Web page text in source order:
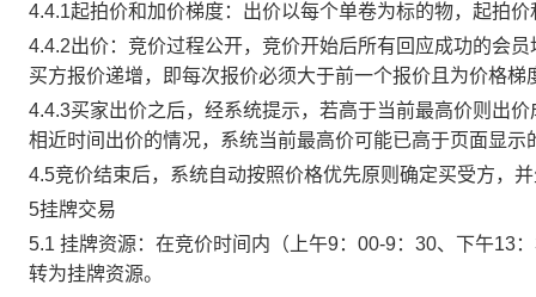
4.4.1起拍价和加价梯度：出价以每个单卷为标的物，起拍
4.4.2出价：竞价过程公开，竞价开始后所有回应成功的会
买方报价递增，即每次报价必须大于前一个报价且为价格
4.4.3买家出价之后，经系统提示，若高于当前最高价则出
相近时间出价的情况，系统当前最高价可能已高于页面显示
4.5竞价结束后，系统自动按照价格优先原则确定买受方，
5挂牌交易
5.1 挂牌资源：在竞价时间内（上午9：00-9：30、下午13
转为挂牌资源。